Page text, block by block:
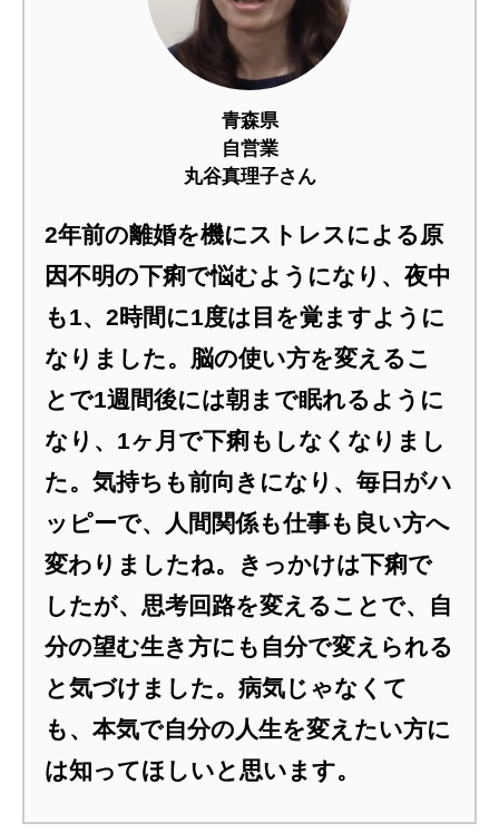
青森県
自営業
丸谷真理子さん
2年前の離婚を機にストレスによる原
因不明の下痢で悩むようになり、夜中
も1、2時間に1度は目を覚ますように
なりました。脳の使い方を変えるこ
とで1週間後には朝まで眠れるように
なり、1ヶ月で下痢もしなくなりまし
た。気持ちも前向きになり、毎日がハ
ッピーで、人間関係も仕事も良い方へ
変わりましたね。きっかけは下痢で
したが、思考回路を変えることで、自
分の望む生き方にも自分で変えられる
と気づけました。病気じゃなくて
も、本気で自分の人生を変えたい方に
は知ってほしいと思います。